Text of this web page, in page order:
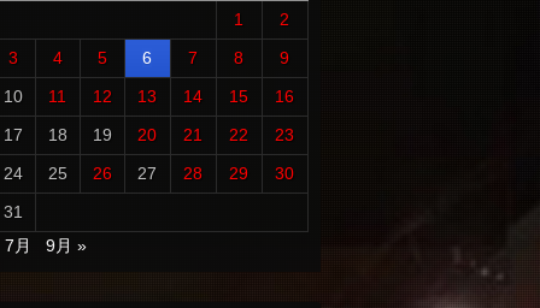
1
2
3
4 5 6 7 8
9
10
11 12 13 14 15
16
17
18 19 20 21 22
23
24
25 26 27 28 29
30
31
7月
9月 »